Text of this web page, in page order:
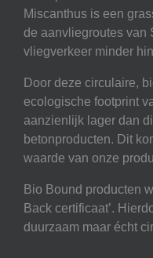
Miscanthus is een
de aanvliegroutes van
vliegverkeer minder
Door deze circulaire,
ecologische footprint
aanzienlijk lager dan
betonproducten. Dit
waarde van onze
Bio Bound producten
Back certificaat’.
duurzaam maar écht